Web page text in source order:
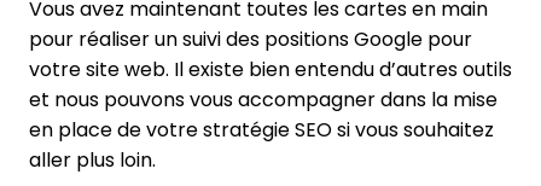
Vous avez maintenant toutes les cartes en main
pour réaliser un suivi des positions Google pour
votre site web. Il existe bien entendu d’autres outils
et nous pouvons vous accompagner dans la mise
en place de votre stratégie SEO si vous souhaitez
aller plus loin.